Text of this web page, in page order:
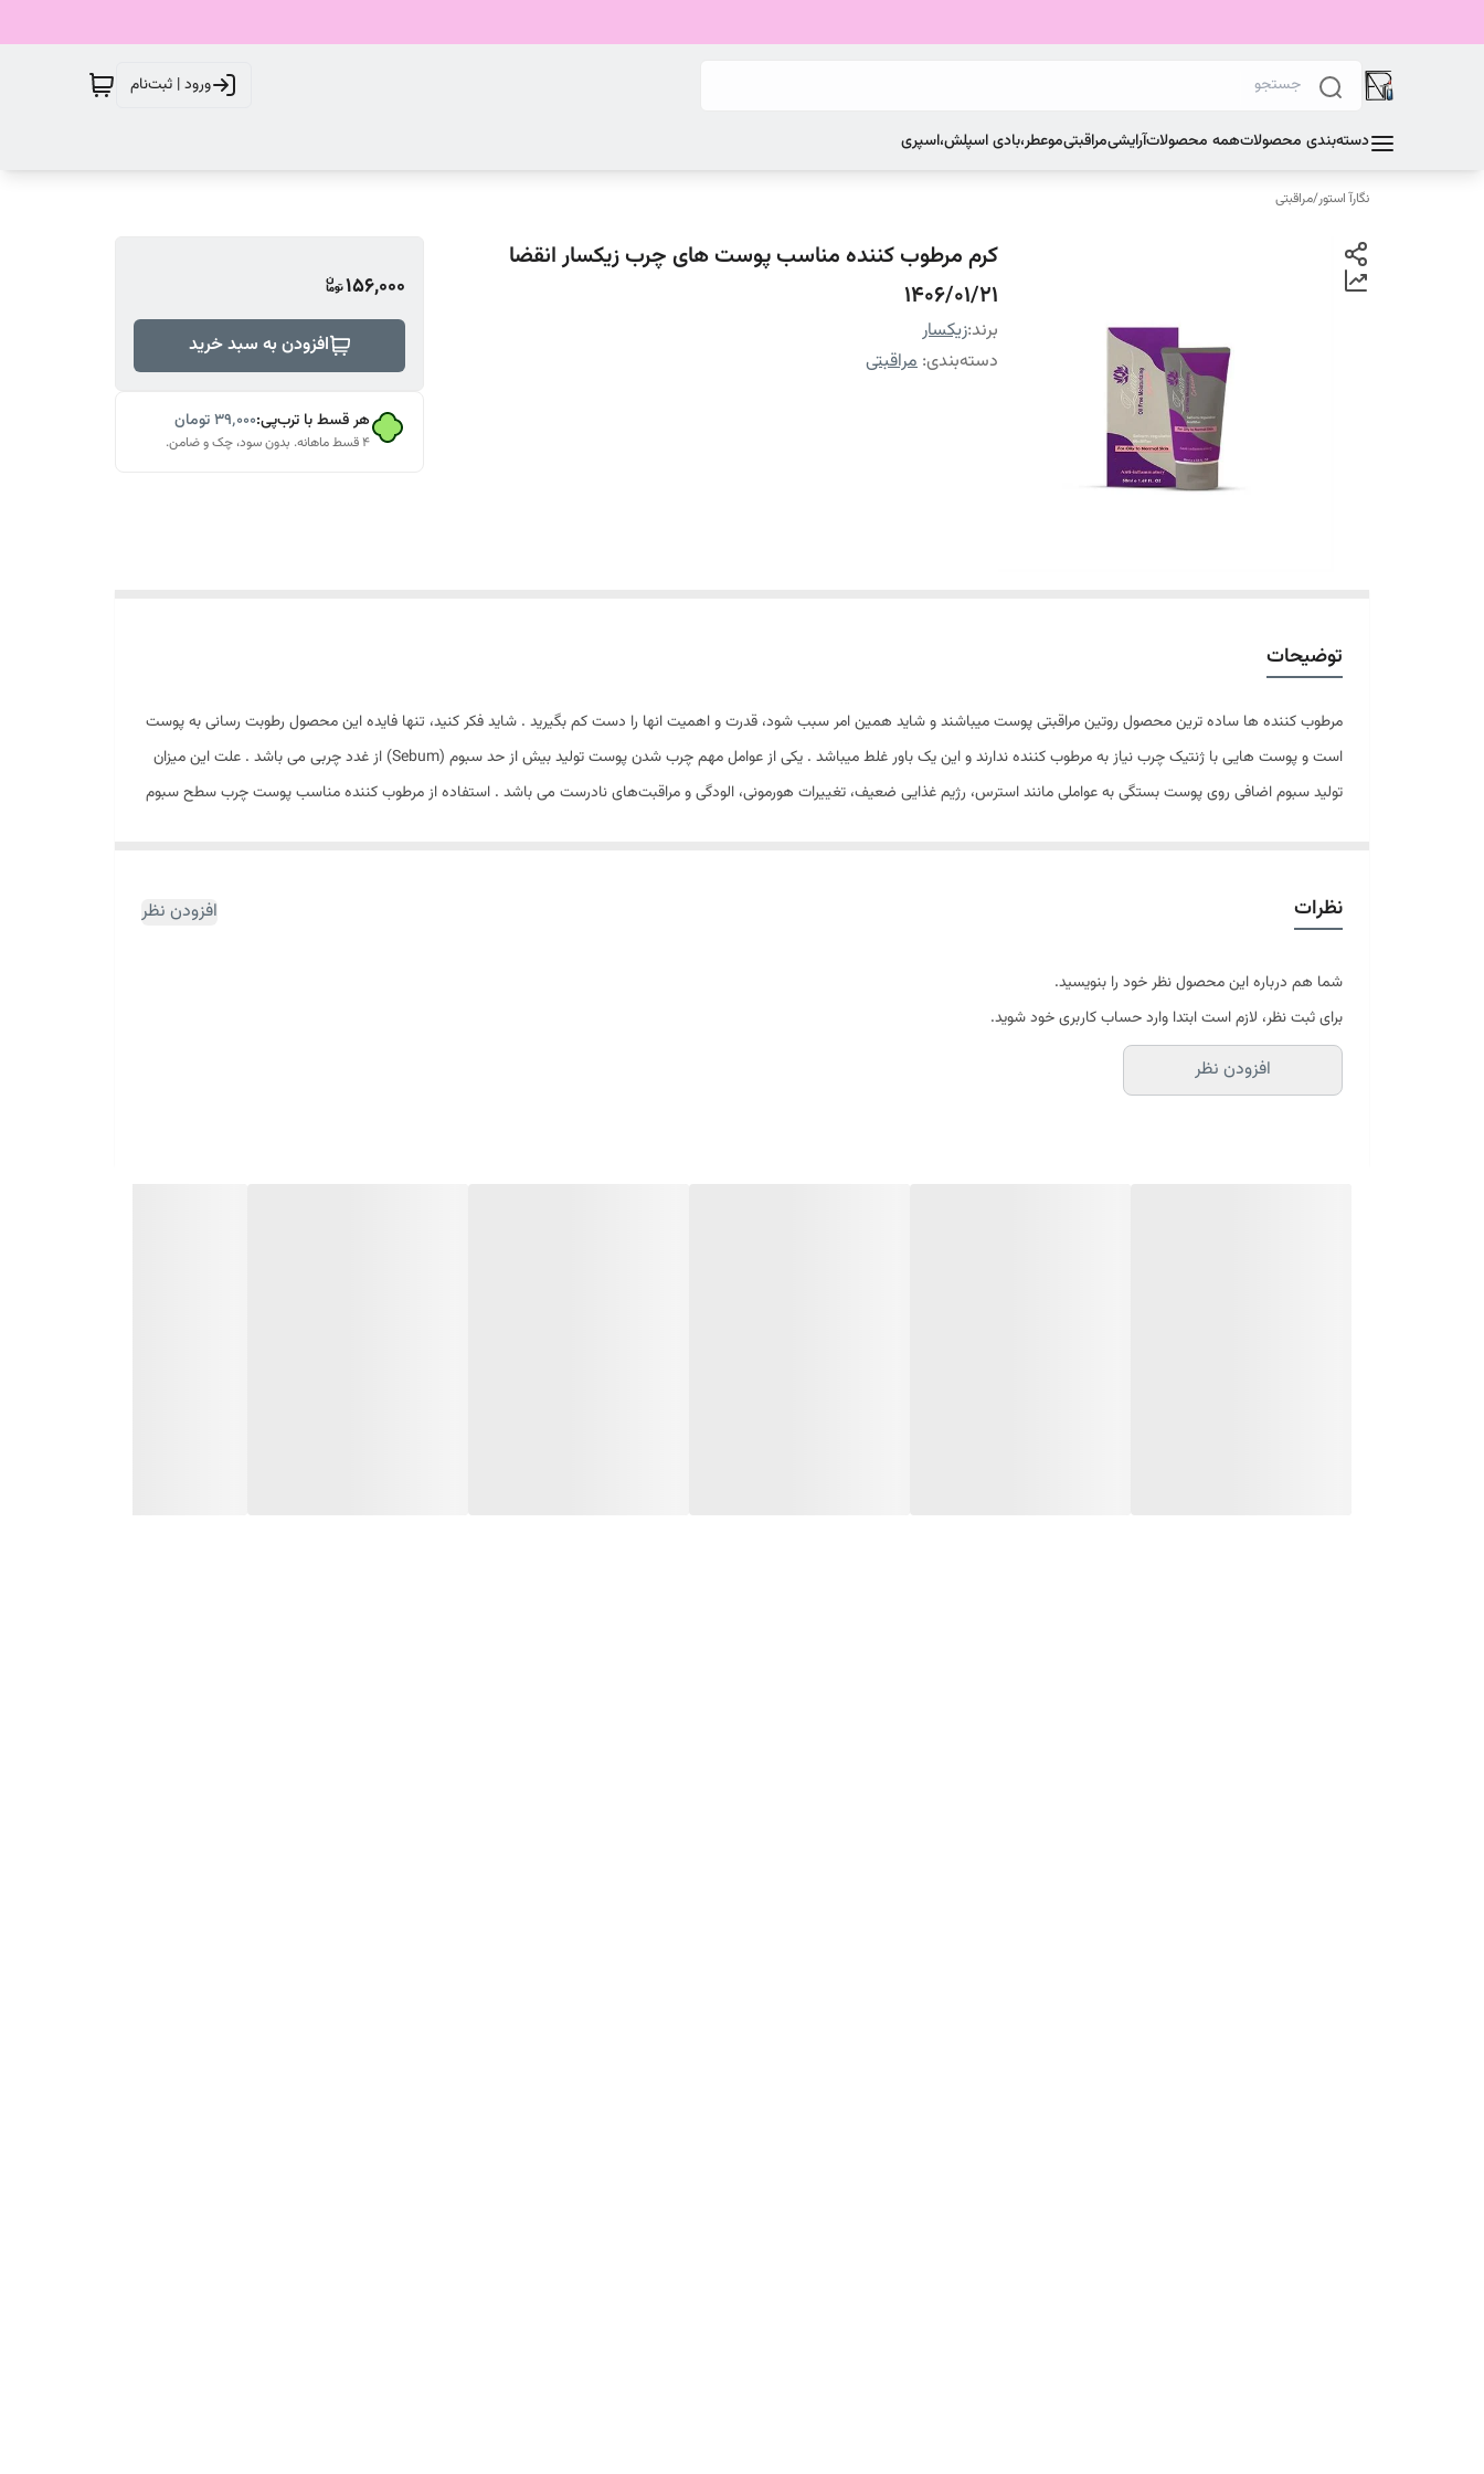
ورود | ثبت‌نام
دسته‌بندی محصولاتهمه محصولاتآرایشیمراقبتیموعطر،بادی اسپلش،اسپری
نگارآ استور/مراقبتی
کرم مرطوب کننده مناسب پوست های چرب زیکسار انقضا
1406/01/21
برند:زیکسار
دسته‌بندی: مراقبتی
156,000
افزودن به سبد خرید
هر قسط با ترب‌پی:۳۹٬۰۰۰تومان
۴ قسط ماهانه. بدون سود، چک و ضامن.
توضیحات
مرطوب کننده ها ساده ترین محصول روتین مراقبتی پوست میباشند و شاید همین امر سبب شود، قدرت و اهمیت انها را دست کم بگیرید . شاید فکر کنید، تنها فایده این محصول رطوبت رسانی به پوست
است و پوست هایی با ژنتیک چرب نیاز به مرطوب کننده ندارند و این یک باور غلط میباشد . یکی از عوامل مهم چرب شدن پوست تولید بیش از حد سبوم (Sebum) از غدد چربی می باشد . علت این میزان
تولید سبوم اضافی روی پوست بستگی به عواملی مانند استرس، رژیم غذایی ضعیف، تغییرات هورمونی، الودگی و مراقبت‌های نادرست می باشد . استفاده از مرطوب کننده مناسب پوست چرب سطح سبوم
کرم مرطوب کننده مناسب پوست های چرب
ابرسانی عمیق پوست با ماندگاری اثر 72 ساعته
جلوگیری از فعالیت باکتری ها و بهبود اکنه
تغذیه پوست با ویتامین ها و مواد معدنی
بافت سبک و با قابلیت جذب سریع
کاهش التهاب، خراش و قرمزی پوست
نظرات افزودن نظر
شما هم درباره این محصول نظر خود را بنویسید.
برای ثبت نظر، لازم است ابتدا وارد حساب کاربری خود شوید.
افزودن نظر